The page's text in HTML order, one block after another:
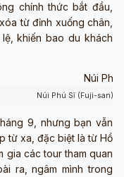
chính thức bắt đầu,
từ đỉnh xuống chân,
khiến bao du khách
Núi Phú Sĩ (Fuji-san)
9, nhưng bạn vẫn
từ xa, đặc biệt là từ Hồ
gia các tour tham quan
ra, ngâm mình trong